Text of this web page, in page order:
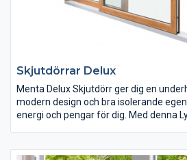
Skjutdörrar Delux
Menta Delux Skjutdörr ger dig en
modern design och bra isolerande
energi och pengar för dig. Med denna
som du får närhet till natur och